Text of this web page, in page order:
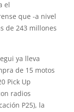
el
que -a nivel
de 243 millones
ya lleva
de 15 motos
Pick Up
radios
P25), la